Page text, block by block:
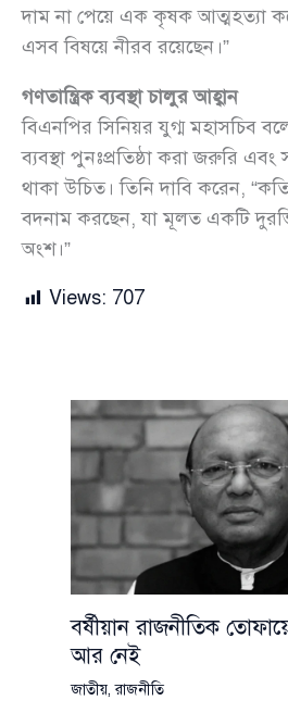
দাম না পেয়ে এক কৃষক আত্মহত্যা
এসব বিষয়ে নীরব রয়েছেন।”
গণতান্ত্রিক ব্যবস্থা চালুর আহ্বান
বিএনপির সিনিয়র যুগ্ম মহাসচিব
ব্যবস্থা পুনঃপ্রতিষ্ঠা করা জরুরি
থাকা উচিত। তিনি দাবি করেন,
বদনাম করছেন, যা মূলত একটি
অংশ।”
Views: 707
বর্ষীয়ান রাজনীতিক
আর নেই
জাতীয়,রাজনীতি